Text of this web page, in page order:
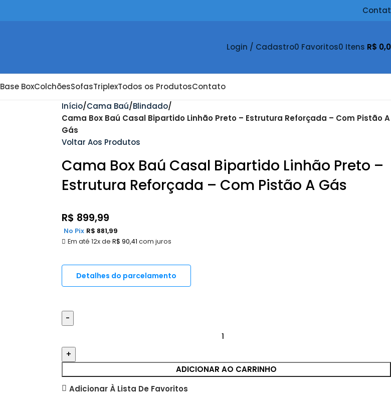
Login / Cadastro0 Favoritos0 Itens R$
Base BoxColchõesSofasTriplexTodos os ProdutosContato
Início Cama Baú Blindado
Cama Box Baú Casal Bipartido Linhão Preto – Estrutura Reforçada – Com Pistão A
Gás
Voltar Aos Produtos
Cama Box Baú Casal Bipartido Linhão Preto –
Estrutura Reforçada – Com Pistão A Gás
R$ 899,99
Em até 12x de R$ 90,41 com juros
No Pix R$ 881,99
Detalhes do parcelamento
ADICIONAR AO CARRINHO
Adicionar À Lista De Favoritos